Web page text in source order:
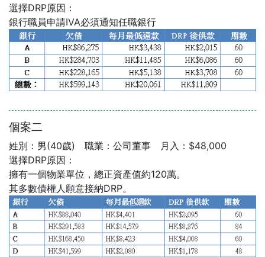
選擇DRP原因：
銀行職員申請IVA必須通知任職銀行
個案二
姓別：男(40歲) 職業：公司董事 月入：$48,000
選擇DRP原因：
擁有一個物業單位，總正資產值約120萬。
其多數債權人願意接納DRP。